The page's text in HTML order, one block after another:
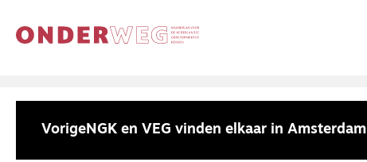
VorigeNGK en VEG vinden elkaar in Amsterdam